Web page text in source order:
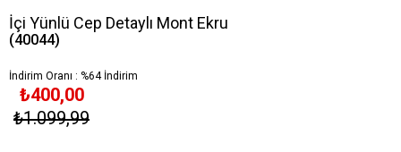
İçi Yünlü Cep Detaylı Mont Ekru
(40044)
İndirim Oranı : %64İndirim
₺1.099,99
₺400,00